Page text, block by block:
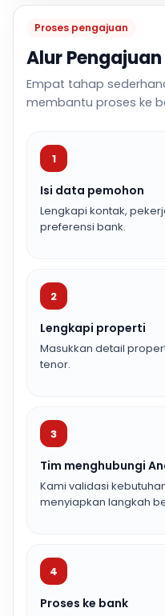
Proses pengajuan
Alur Pengajuan
Empat tahap
membantu proses ke
1
Isi data pemohon
Lengkapi kontak,
preferensi bank.
2
Lengkapi properti
Masukkan detail
tenor.
3
Tim menghubungi
Kami validasi
menyiapkan langkah
4
Proses ke bank